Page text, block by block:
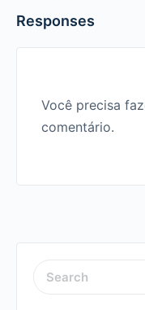
Responses
Você precisa
comentário.
SEARCH
FOR: